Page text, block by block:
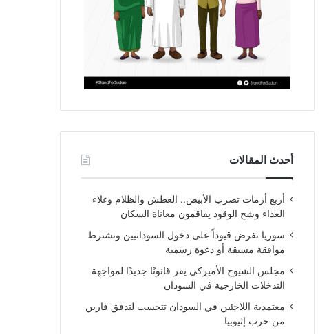
أحدث المقالات
أربع أزمات تضرب الأبيض.. العطش والظلام وغلاء
الغذاء وشح الوقود يفاقمون معاناة السكان
سوريا تفرض قيوداً على دخول السودانيين وتشترط
موافقة مسبقة أو دعوة رسمية
مجلس الشيوخ الأميركي يقر قانونًا جديدًا لمواجهة
التدخلات الخارجية في السودان
معتمدية اللاجئين في السودان تتحسب لتدفق فارين
من حرب إثيوبيا